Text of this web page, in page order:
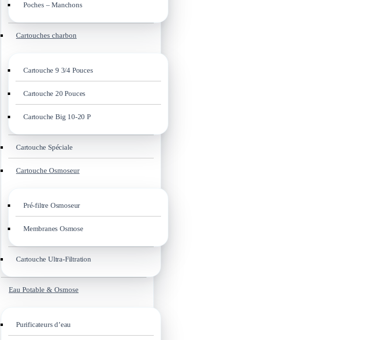
Poches – Manchons
Cartouches charbon
Cartouche 9 3/4 Pouces
Cartouche 20 Pouces
Cartouche Big 10-20 P
Cartouche Spéciale
Cartouche Osmoseur
Pré-filtre Osmoseur
Membranes Osmose
Cartouche Ultra-Filtration
Eau Potable & Osmose
Purificateurs d’eau